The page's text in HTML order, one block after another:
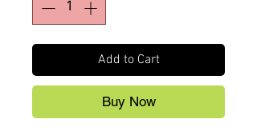
Add to Cart
Buy Now